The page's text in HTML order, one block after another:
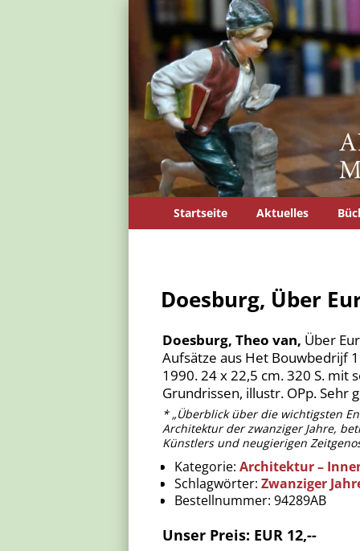
Startseite Aktuelles
Doesburg, Über
Doesburg, Theo van, Über
Aufsätze aus Het Bouwbedrijf
1990. 24 x 22,5 cm. 320 S. mit
Grundrissen, illustr. OPp. Sehr
* „Überblick über die wichtigsten
Architektur der zwanziger Jahre,
Künstlers und neugierigen
Kategorie: Architektur –
Schlagwörter: Zwanziger
Bestellnummer: 94289AB
Unser Preis: EUR 12,--